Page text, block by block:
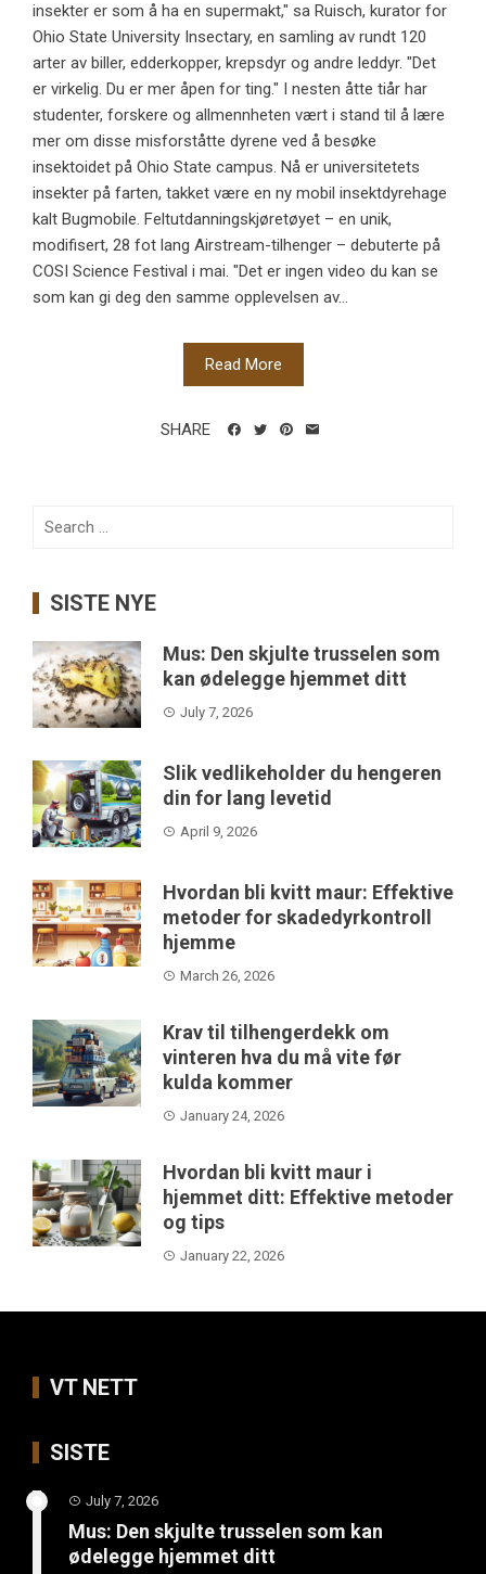
insekter er som å ha en supermakt," sa Ruisch, kurator for
Ohio State University Insectary, en samling av rundt 120
arter av biller, edderkopper, krepsdyr og andre leddyr. "Det
er virkelig. Du er mer åpen for ting." I nesten åtte tiår har
studenter, forskere og allmennheten vært i stand til å lære
mer om disse misforståtte dyrene ved å besøke
insektoidet på Ohio State campus. Nå er universitetets
insekter på farten, takket være en ny mobil insektdyrehage
kalt Bugmobile. Feltutdanningskjøretøyet – en unik,
modifisert, 28 fot lang Airstream-tilhenger – debuterte på
COSI Science Festival i mai. "Det er ingen video du kan se
som kan gi deg den samme opplevelsen av...
Read More
SHARE
Search
SISTE NYE
Mus: Den skjulte trusselen som
kan ødelegge hjemmet ditt
July 7, 2026
Slik vedlikeholder du hengeren
din for lang levetid
April 9, 2026
Hvordan bli kvitt maur: Effektive
metoder for skadedyrkontroll
hjemme
March 26, 2026
Krav til tilhengerdekk om
vinteren hva du må vite før
kulda kommer
January 24, 2026
Hvordan bli kvitt maur i
hjemmet ditt: Effektive metoder
og tips
January 22, 2026
VT NETT
SISTE
July 7, 2026
Mus: Den skjulte trusselen som kan
ødelegge hjemmet ditt